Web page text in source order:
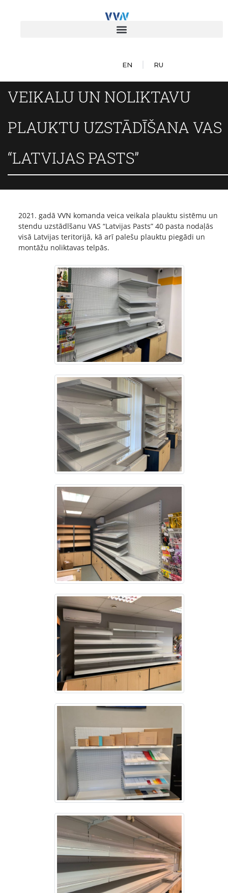
EN RU
VEIKALU UN NOLIKTAVU
PLAUKTU UZSTĀDĪŠANA VAS
“LATVIJAS PASTS”
2021. gadā VVN komanda veica veikala plauktu sistēmu un
stendu uzstādīšanu VAS “Latvijas Pasts” 40 pasta nodaļās
visā Latvijas teritorijā, kā arī palešu plauktu piegādi un
montāžu noliktavas telpās.